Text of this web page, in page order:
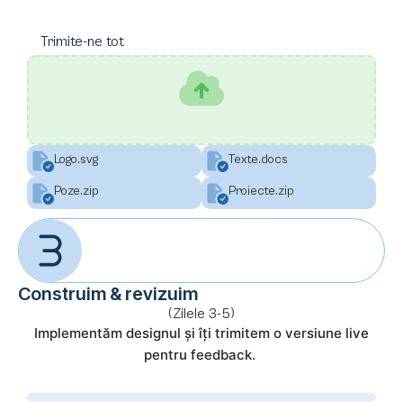
Trimite-ne tot
Logo.svg Texte.docs
Poze.zip Proiecte.zip
Construim & revizuim
(Zilele 3-5)
Implementăm designul și îți trimitem o versiune live
pentru feedback.